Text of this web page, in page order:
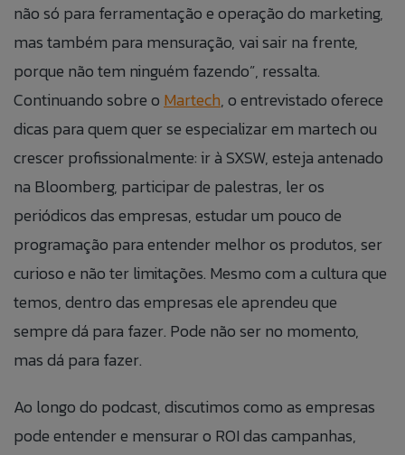
não só para ferramentação e operação do marketing,
mas também para mensuração, vai sair na frente,
porque não tem ninguém fazendo”, ressalta.
Continuando sobre o Martech, o entrevistado oferece
dicas para quem quer se especializar em martech ou
crescer profissionalmente: ir à SXSW, esteja antenado
na Bloomberg, participar de palestras, ler os
periódicos das empresas, estudar um pouco de
programação para entender melhor os produtos, ser
curioso e não ter limitações. Mesmo com a cultura que
temos, dentro das empresas ele aprendeu que
sempre dá para fazer. Pode não ser no momento,
mas dá para fazer.
Ao longo do podcast, discutimos como as empresas
pode entender e mensurar o ROI das campanhas,